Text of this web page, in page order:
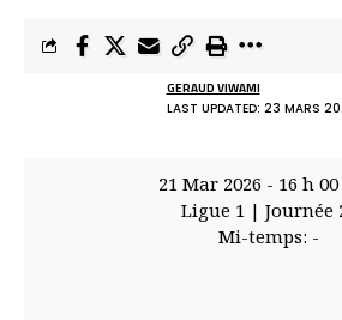
LAST UPDATED: 23 MARS
GERAUD VIWAMI
21 Mar 2026 - 16 h
Ligue 1 | Journée
Mi-temps: -